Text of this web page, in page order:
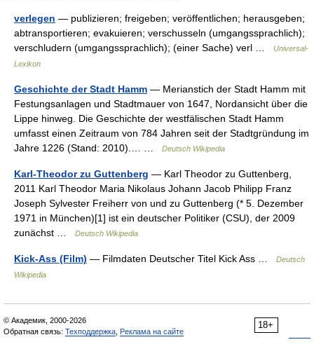
verlegen — publizieren; freigeben; veröffentlichen; herausgeben;
abtransportieren; evakuieren; verschusseln (umgangssprachlich);
verschludern (umgangssprachlich); (einer Sache) verl …
Universal-
Lexikon
Geschichte der Stadt Hamm — Merianstich der Stadt Hamm mit
Festungsanlagen und Stadtmauer von 1647, Nordansicht über die
Lippe hinweg. Die Geschichte der westfälischen Stadt Hamm
umfasst einen Zeitraum von 784 Jahren seit der Stadtgründung im
Jahre 1226 (Stand: 2010).… …
Deutsch Wikipedia
Karl-Theodor zu Guttenberg — Karl Theodor zu Guttenberg,
2011 Karl Theodor Maria Nikolaus Johann Jacob Philipp Franz
Joseph Sylvester Freiherr von und zu Guttenberg (* 5. Dezember
1971 in München)[1] ist ein deutscher Politiker (CSU), der 2009
zunächst …
Deutsch Wikipedia
Kick-Ass (Film) — Filmdaten Deutscher Titel Kick Ass …
Deutsch
Wikipedia
18+
© Академик, 2000-2026
Обратная связь: Техподдержка Реклама на сайте